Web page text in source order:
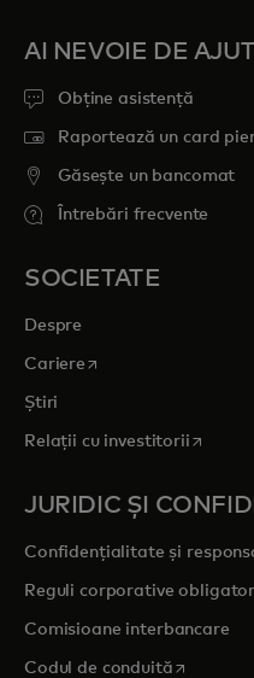
AI NEVOIE DE
Obține asistență
Raportează un card
Găsește un bancomat
Întrebări frecvente
SOCIETATE
Despre
Cariere opens in a new tab
Știri
Relații cu investitoriiopens
JURIDIC ȘI
Confidențialitate și
Reguli corporative
Comisioane interbancare
Codul de conduităopens in